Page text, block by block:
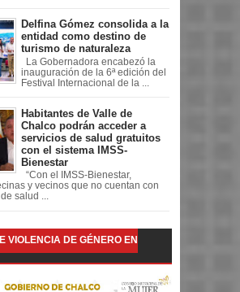
Delfina Gómez consolida a la
entidad como destino de
turismo de naturaleza
La Gobernadora encabezó la
inauguración de la 6ª edición del
Festival Internacional de la ...
Habitantes de Valle de
Chalco podrán acceder a
servicios de salud gratuitos
con el sistema IMSS-
Bienestar
“Con el IMSS-Bienestar,
y vecinos que no cuentan con
salud ...
VIOLENCIA DE GÉNERO EN